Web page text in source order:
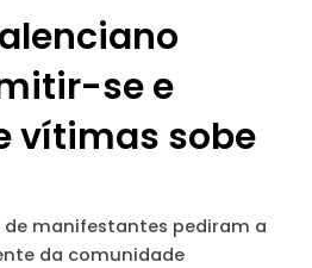
se e
vítimas sobe
de manifestantes pediram a
da comunidade